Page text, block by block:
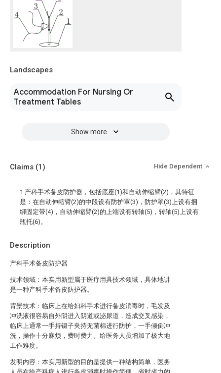
Landscapes
Accommodation For Nursing Or
Treatment Tables
Show more
Description
产科手术备皮防护器
技术领域：本实用新型属于医疗用具技术领域，具体地讲
是一种产科手术备皮防护器。
背景技术：临床上在给妇科手术进行备皮消毒时，毛发及
冲洗液很容易自外阴进入阴道或泌尿道，造成交叉感染，
临床上通常一手持镊子夹持无菌棉进行防护，一手倾倒冲
洗，操作十分麻烦，费时费力。给医务人员增加了极大地
工作难度。
发明内容：本实用新型的目的是提供一种结构简单，医务
Claims (1) Hide Dependent
1.产科手术备皮防护器，包括底座(1)和自动伸缩臂(2)，其特征
是：在自动伸缩臂(2)的中段设有防护罩(3)，防护罩(3)上设有捆
绑固定带(4)，自动伸缩臂(2)的上端设有转轴(5)，转轴(5)上设有
瓶托(6)。